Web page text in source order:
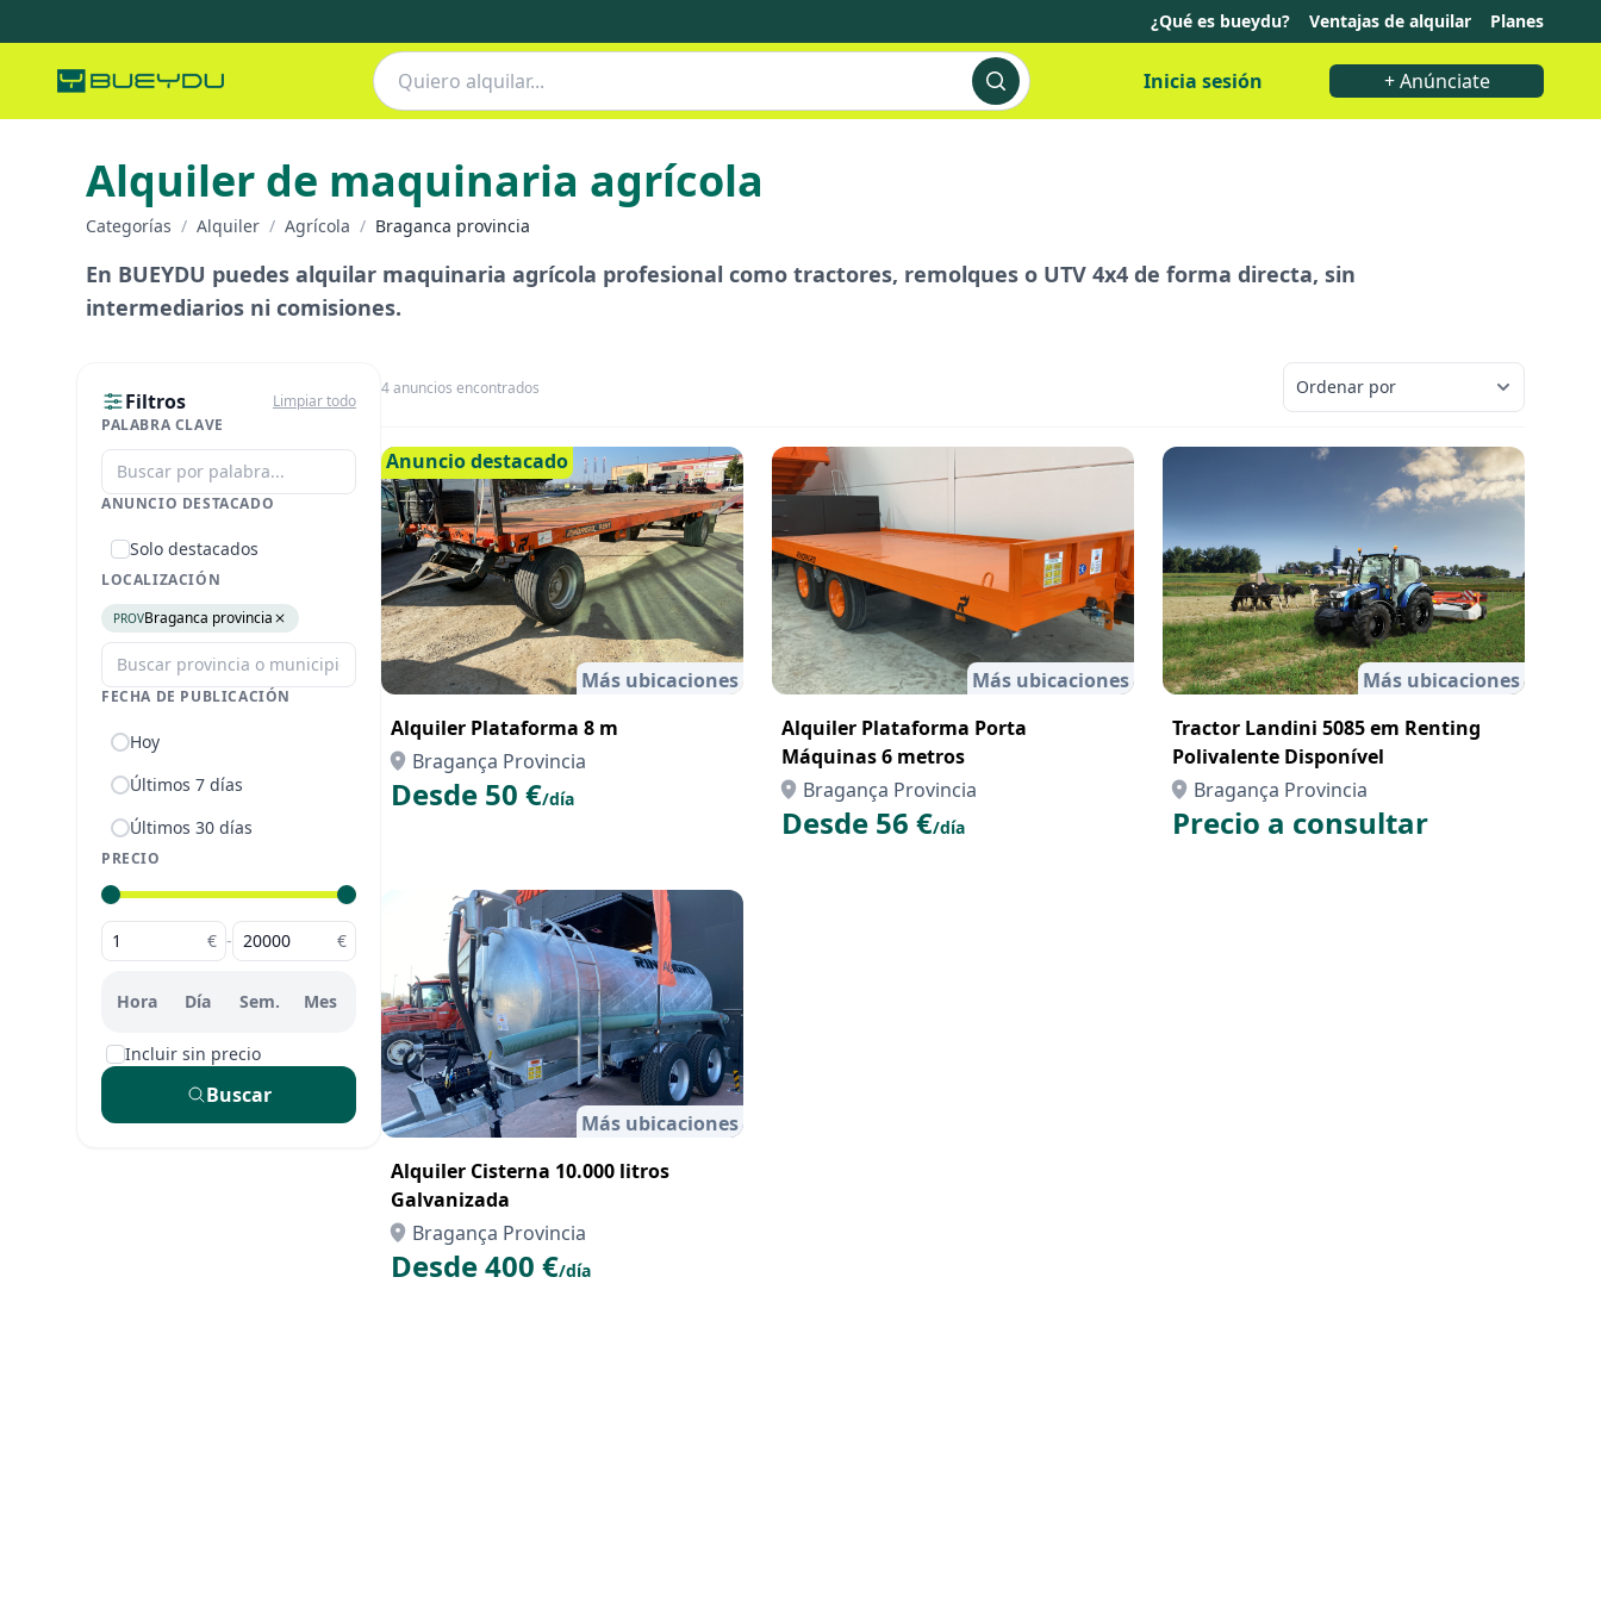
¿Qué es bueydu? Ventajas de alquilar Planes
Inicia sesión + Anúnciate
Alquiler de maquinaria agrícola
Categorías / Alquiler / Agrícola / Braganca provincia
En BUEYDU puedes alquilar maquinaria agrícola profesional como tractores, remolques o UTV 4x4 de forma directa, sin
intermediarios ni comisiones.
Filtros
Limpiar todo
PALABRA CLAVE
ANUNCIO DESTACADO
Solo destacados
LOCALIZACIÓN
PROVBraganca provincia
FECHA DE PUBLICACIÓN
Hoy
Últimos 7 días
Últimos 30 días
PRECIO
€ - €
Hora Día Sem. Mes
Incluir sin precio
Buscar
4anuncios encontrados
Anuncio destacado
Más ubicaciones
Alquiler Plataforma 8 m
Bragança Provincia
Desde 50 €/día
Más ubicaciones
Alquiler Plataforma Porta
Máquinas 6 metros
Bragança Provincia
Desde 56 €/día
Más ubicaciones
Tractor Landini 5085 em Renting
Polivalente Disponível
Bragança Provincia
Precio a consultar
Más ubicaciones
Alquiler Cisterna 10.000 litros
Galvanizada
Bragança Provincia
Desde 400 €/día